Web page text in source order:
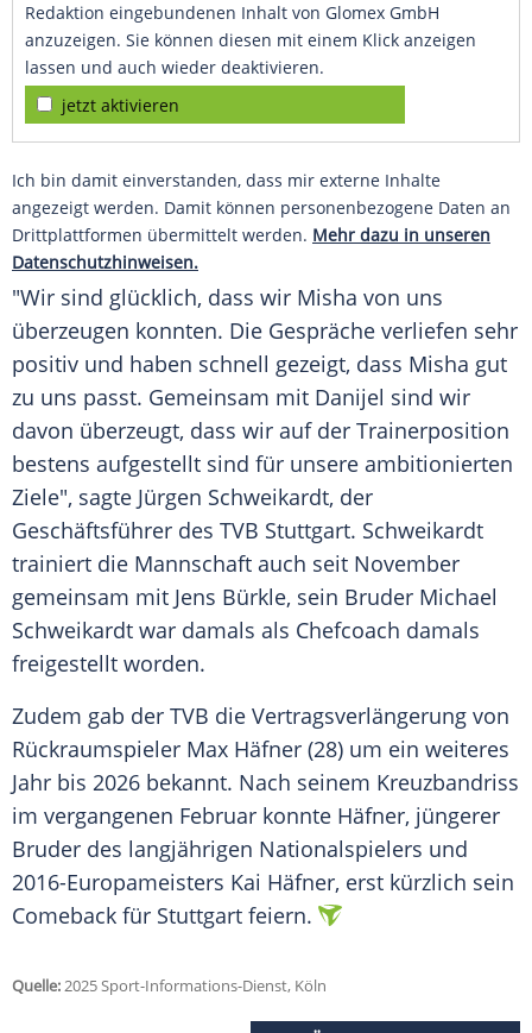
Redaktion eingebundenen Inhalt von Glomex GmbH
anzuzeigen. Sie können diesen mit einem Klick anzeigen
lassen und auch wieder deaktivieren.
jetzt aktivieren
Ich bin damit einverstanden, dass mir externe Inhalte
angezeigt werden. Damit können personenbezogene Daten an
Drittplattformen übermittelt werden. Mehr dazu in unseren
Datenschutzhinweisen.
"Wir sind glücklich, dass wir Misha von uns
überzeugen konnten. Die Gespräche verliefen sehr
positiv und haben schnell gezeigt, dass Misha gut
zu uns passt. Gemeinsam mit Danijel sind wir
davon überzeugt, dass wir auf der Trainerposition
bestens aufgestellt sind für unsere ambitionierten
Ziele", sagte Jürgen Schweikardt, der
Geschäftsführer des TVB Stuttgart. Schweikardt
trainiert die Mannschaft auch seit November
gemeinsam mit Jens Bürkle, sein Bruder Michael
Schweikardt war damals als Chefcoach damals
freigestellt worden.
Zudem gab der TVB die Vertragsverlängerung von
Rückraumspieler Max Häfner (28) um ein weiteres
Jahr bis 2026 bekannt. Nach seinem Kreuzbandriss
im vergangenen Februar konnte Häfner, jüngerer
Bruder des langjährigen Nationalspielers und
2016-Europameisters Kai Häfner, erst kürzlich sein
Comeback für Stuttgart feiern.
Quelle:2025 Sport-Informations-Dienst, Köln